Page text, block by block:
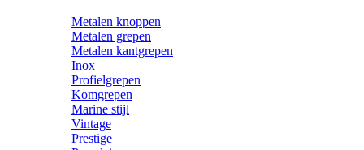
Metalen knoppen
Metalen grepen
Metalen kantgrepen
Inox
Profielgrepen
Komgrepen
Marine stijl
Vintage
Prestige